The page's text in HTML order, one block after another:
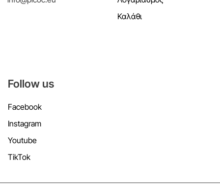
Καλάθι
Follow us
Facebook
Instagram
Youtube
TikTok